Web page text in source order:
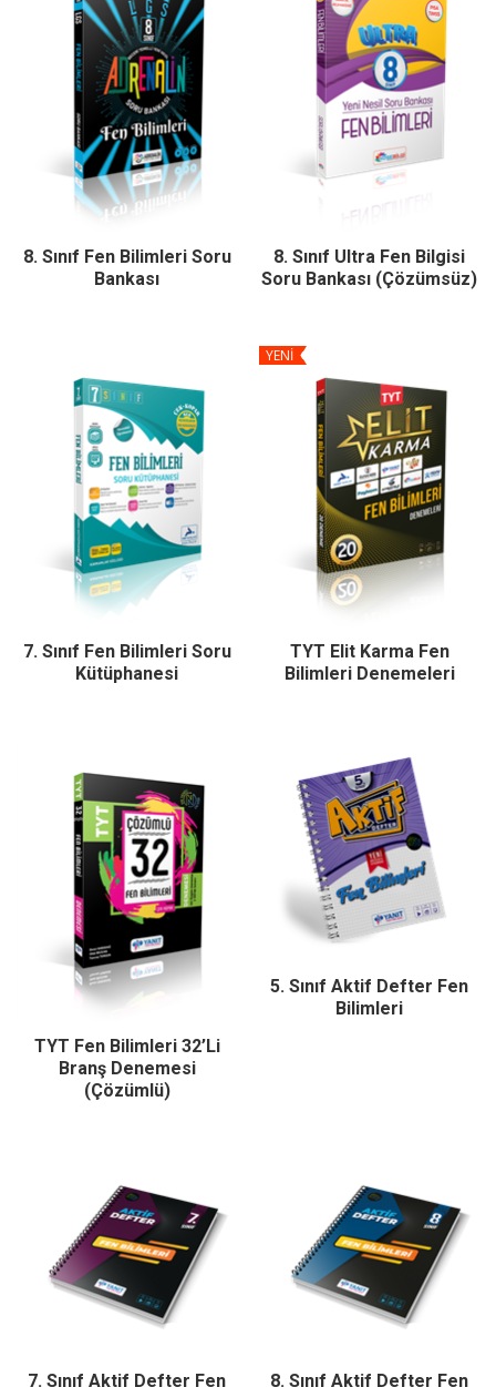
8. Sınıf Fen Bilimleri Soru
Bankası
8. Sınıf Ultra Fen Bilgisi
Soru Bankası (Çözümsüz)
7. Sınıf Fen Bilimleri Soru
Kütüphanesi
YENİ
TYT Elit Karma Fen
Bilimleri Denemeleri
TYT Fen Bilimleri 32’Li
Branş Denemesi
(Çözümlü)
5. Sınıf Aktif Defter Fen
Bilimleri
7. Sınıf Aktif Defter Fen
8. Sınıf Aktif Defter Fen